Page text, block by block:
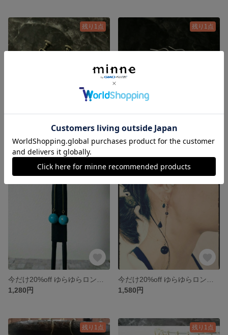
残り1点
今だけ20%off 1粒(ハイランク)ラブラドライトイヤリング
1,280円
残り1点
980円
残り1点
1,280円
残り1点
1,580円
残り1点 残り1点